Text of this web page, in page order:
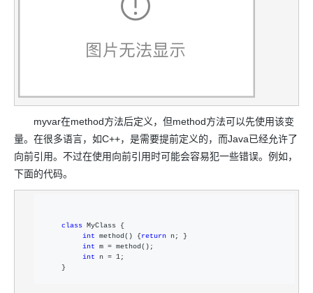
myvar在method方法后定义，但method方法可以先使用该变
量。在很多语言，如C++，是需要提前定义的，而Java已经允许了
向前引用。不过在使用向前引用时可能会容易犯一些错误。例如，
下面的代码。
class MyClass {
int method() {return n; }
int m = method();
int n = 1;
    }